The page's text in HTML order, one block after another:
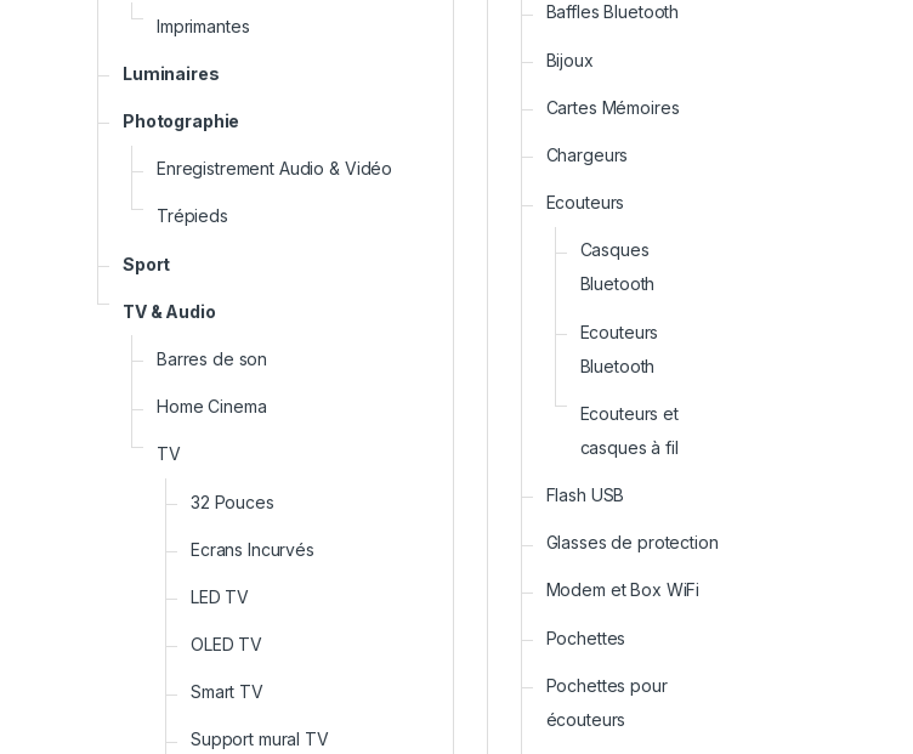
Imprimantes
Luminaires
Photographie
Enregistrement Audio & Vidéo
Trépieds
Sport
TV & Audio
Barres de son
Home Cinema
TV
32 Pouces
Ecrans Incurvés
LED TV
OLED TV
Smart TV
Support mural TV
Baffles Bluetooth
Bijoux
Cartes Mémoires
Chargeurs
Ecouteurs
Casques
Bluetooth
Ecouteurs
Bluetooth
Ecouteurs et
casques à fil
Flash USB
Glasses de protection
Modem et Box WiFi
Pochettes
Pochettes pour
écouteurs